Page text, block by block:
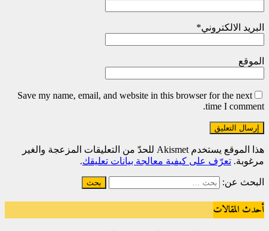
البريد الالكتروني*
الموقع
Save my name, email, and website in this browser for the next
time I comment.
هذا الموقع يستخدم Akismet للحدّ من التعليقات المزعجة والغير
مرغوبة. تعرّف على كيفية معالجة بيانات تعليقك.
البحث عن:
أحدث المقالات